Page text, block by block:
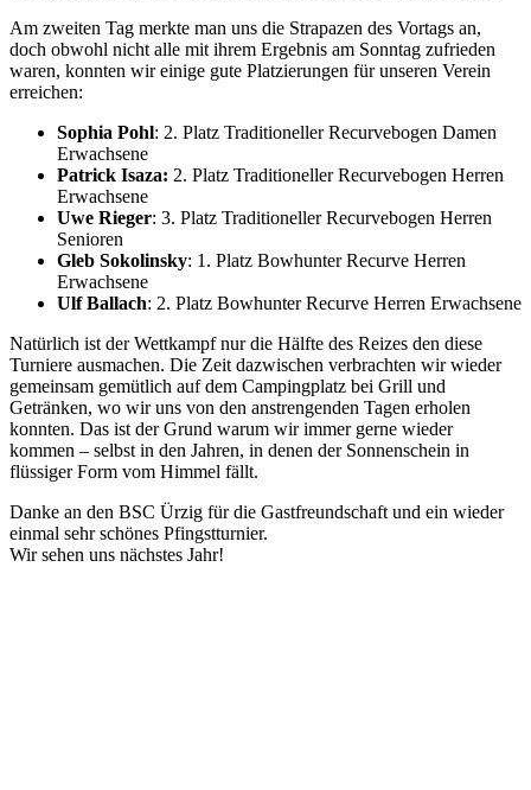
Am zweiten Tag merkte man uns die Strapazen des Vortags an,
doch obwohl nicht alle mit ihrem Ergebnis am Sonntag zufrieden
waren, konnten wir einige gute Platzierungen für unseren Verein
erreichen:
Sophia Pohl: 2. Platz Traditioneller Recurvebogen Damen
Erwachsene
Patrick Isaza: 2. Platz Traditioneller Recurvebogen Herren
Erwachsene
Uwe Rieger: 3. Platz Traditioneller Recurvebogen Herren
Senioren
Gleb Sokolinsky: 1. Platz Bowhunter Recurve Herren
Erwachsene
Ulf Ballach: 2. Platz Bowhunter Recurve Herren Erwachsene
Natürlich ist der Wettkampf nur die Hälfte des Reizes den diese
Turniere ausmachen. Die Zeit dazwischen verbrachten wir wieder
gemeinsam gemütlich auf dem Campingplatz bei Grill und
Getränken, wo wir uns von den anstrengenden Tagen erholen
konnten. Das ist der Grund warum wir immer gerne wieder
kommen – selbst in den Jahren, in denen der Sonnenschein in
flüssiger Form vom Himmel fällt.
Danke an den BSC Ürzig für die Gastfreundschaft und ein wieder
einmal sehr schönes Pfingstturnier.
Wir sehen uns nächstes Jahr!